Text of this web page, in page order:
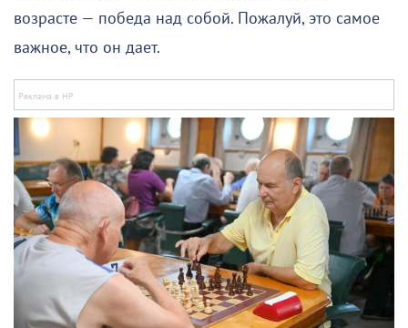
возрасте — победа над собой. Пожалуй, это самое
важное, что он дает.